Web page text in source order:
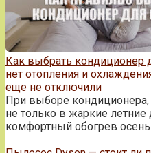
Как выбрать кондиционер
нет отопления и
еще не отключили
При выборе
не только в жаркие летние
комфортный обогрев